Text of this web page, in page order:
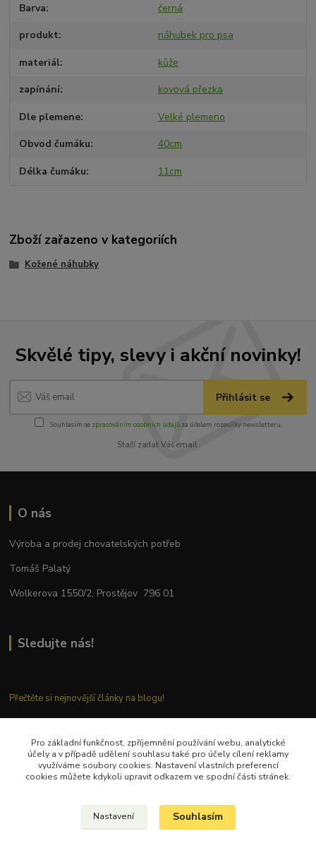
Barva černá
produkt náhubek pro psa
materiál kůže
zapínání kovová přezka
Dle plemene Velké plemeno
Obvod čumáku 40cm
Délka čumáku 11cm
Zboží zařazeno v kategoriích
Kožené náhubky
Skvělé tipy, slevy i akční novinky!
Přihlásit se
Souhlasím se zpracováním osobních údajůza účelem rozesílky newsletteru.
Stačí zadat Váš email.
O nás
Výroba a prodej chovatelských potřeb
Tomáš Palatý
Wolkerova 1550/2, Prostějov 796 01
Sledujte nás!
Přečtěte si nejnovější články na blogu!
Kontaktujte nás
Tel.: + 420 777 282 683
Pro základní funkčnost, zpříjemnění používání webu, analytické
účely a v případě udělení souhlasu také pro účely cílení reklamy
využíváme soubory cookies. Nastavení vlastních preferencí
cookies můžete kdykoli upravit odkazem ve spodní části stránek.
Nastavení Souhlasím